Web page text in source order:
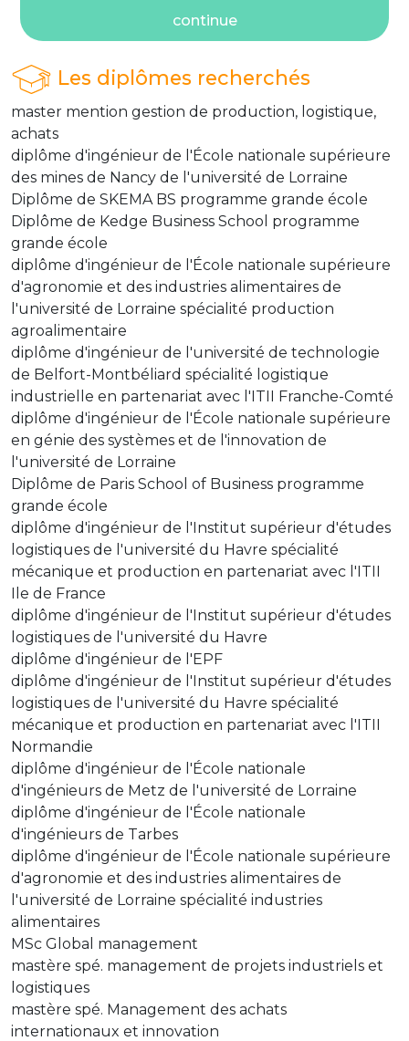
continue
Les diplômes recherchés
master mention gestion de production, logistique,
achats
diplôme d'ingénieur de l'École nationale supérieure
des mines de Nancy de l'université de Lorraine
Diplôme de SKEMA BS programme grande école
Diplôme de Kedge Business School programme
grande école
diplôme d'ingénieur de l'École nationale supérieure
d'agronomie et des industries alimentaires de
l'université de Lorraine spécialité production
agroalimentaire
diplôme d'ingénieur de l'université de technologie
de Belfort-Montbéliard spécialité logistique
industrielle en partenariat avec l'ITII Franche-Comté
diplôme d'ingénieur de l'École nationale supérieure
en génie des systèmes et de l'innovation de
l'université de Lorraine
Diplôme de Paris School of Business programme
grande école
diplôme d'ingénieur de l'Institut supérieur d'études
logistiques de l'université du Havre spécialité
mécanique et production en partenariat avec l'ITII
Ile de France
diplôme d'ingénieur de l'Institut supérieur d'études
logistiques de l'université du Havre
diplôme d'ingénieur de l'EPF
diplôme d'ingénieur de l'Institut supérieur d'études
logistiques de l'université du Havre spécialité
mécanique et production en partenariat avec l'ITII
Normandie
diplôme d'ingénieur de l'École nationale
d'ingénieurs de Metz de l'université de Lorraine
diplôme d'ingénieur de l'École nationale
d'ingénieurs de Tarbes
diplôme d'ingénieur de l'École nationale supérieure
d'agronomie et des industries alimentaires de
l'université de Lorraine spécialité industries
alimentaires
MSc Global management
mastère spé. management de projets industriels et
logistiques
mastère spé. Management des achats
internationaux et innovation